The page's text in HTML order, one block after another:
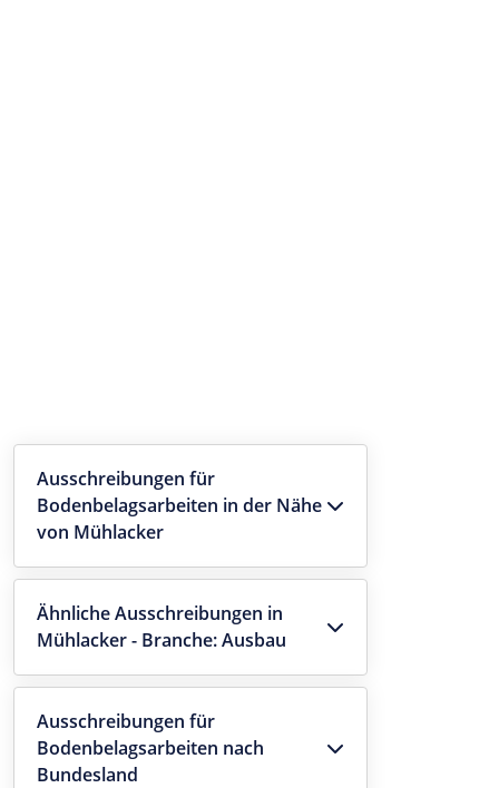
Ausschreibungen für
Bodenbelagsarbeiten in der Nähe
von Mühlacker
Ähnliche Ausschreibungen in
Mühlacker - Branche: Ausbau
Ausschreibungen für
Bodenbelagsarbeiten nach
Bundesland